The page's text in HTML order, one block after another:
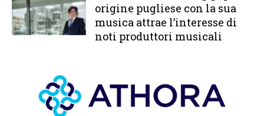
origine pugliese con la sua
musica attrae l’interesse di
noti produttori musicali